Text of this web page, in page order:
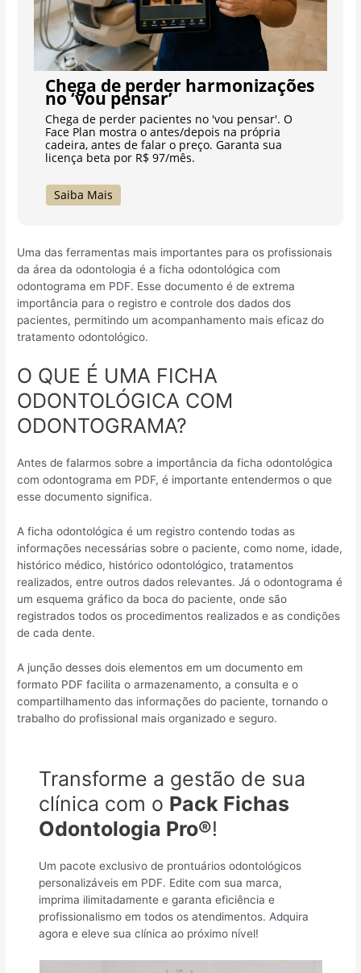
Chega de perder harmonizações
no ‘vou pensar’
Chega de perder pacientes no 'vou pensar'. O
Face Plan mostra o antes/depois na própria
cadeira, antes de falar o preço. Garanta sua
licença beta por R$ 97/mês.
Saiba Mais
Uma das ferramentas mais importantes para os profissionais
da área da odontologia é a ficha odontológica com
odontograma em PDF. Esse documento é de extrema
importância para o registro e controle dos dados dos
pacientes, permitindo um acompanhamento mais eficaz do
tratamento odontológico.
O QUE É UMA FICHA
ODONTOLÓGICA COM
ODONTOGRAMA?
Antes de falarmos sobre a importância da ficha odontológica
com odontograma em PDF, é importante entendermos o que
esse documento significa.
A ficha odontológica é um registro contendo todas as
informações necessárias sobre o paciente, como nome, idade,
histórico médico, histórico odontológico, tratamentos
realizados, entre outros dados relevantes. Já o odontograma é
um esquema gráfico da boca do paciente, onde são
registrados todos os procedimentos realizados e as condições
de cada dente.
A junção desses dois elementos em um documento em
formato PDF facilita o armazenamento, a consulta e o
compartilhamento das informações do paciente, tornando o
trabalho do profissional mais organizado e seguro.
Transforme a gestão de sua
clínica com o Pack Fichas
Odontologia Pro®!
Um pacote exclusivo de prontuários odontológicos
personalizáveis em PDF. Edite com sua marca,
imprima ilimitadamente e garanta eficiência e
profissionalismo em todos os atendimentos. Adquira
agora e eleve sua clínica ao próximo nível!